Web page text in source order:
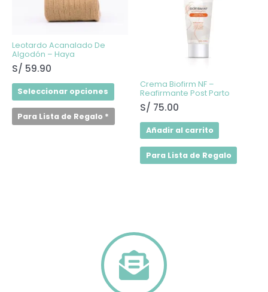
Leotardo Acanalado De
Algodón – Haya
S/ 59.90
Seleccionar opciones producto
Para Lista de Regalo *
Crema Biofirm NF –
Reafirmante Post Parto
S/ 75.00
Añadir al carrito
Para Lista de Regalo